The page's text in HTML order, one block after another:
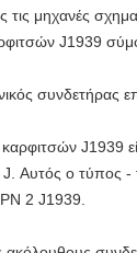
μηχανές
J1939
συνδετήρας
καρφιτσών J1939
J. Αυτός ο τύπος
2 J1939.